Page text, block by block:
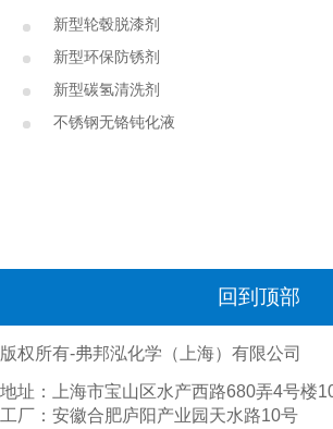
新型轮毂脱漆剂
新型环保防锈剂
新型碳氢清洗剂
不锈钢无铬钝化液
回到顶部
版权所有-弗邦泓化学（上海）有限公司
地址：上海市宝山区水产西路680弄4号楼
工厂：安徽合肥庐阳产业园天水路10号